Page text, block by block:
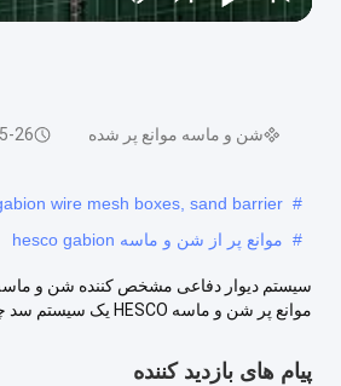
شن و ماسه موانع پر شده 26
#
wire mesh boxes, sand barrier
# موانع پر از شن و ماسه hesco gabion
موانع پر شن و ماسه HESCO یک سیستم سد چند سلولی است که با ژئوتکستایل پلی ...
پیام های بازدید کننده